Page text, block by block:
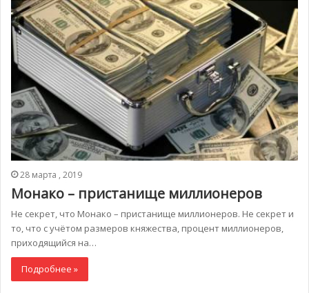
28 марта , 2019
Монако – пристанище миллионеров
Не секрет, что Монако – пристанище миллионеров. Не секрет и
то, что с учётом размеров княжества, процент миллионеров,
приходящийся на…
Подробнее »